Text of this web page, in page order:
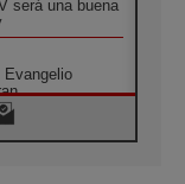
será una buena
Evangelio
y esperanza